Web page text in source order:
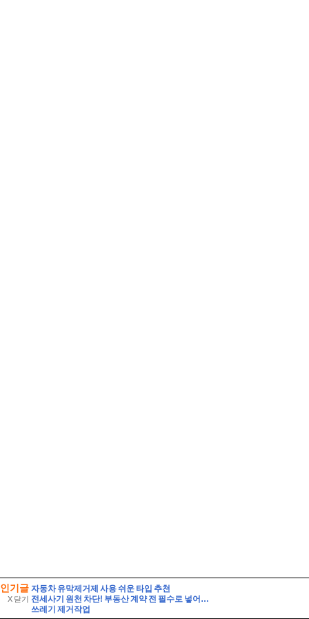
인기글
X 닫기
자동차 유막제거제 사용 쉬운 타입 추천
전세사기 원천 차단! 부동산 계약 전 필수로 넣어야 할 특약 문구 5가지와 등기부등본 해독법
쓰레기 제거작업